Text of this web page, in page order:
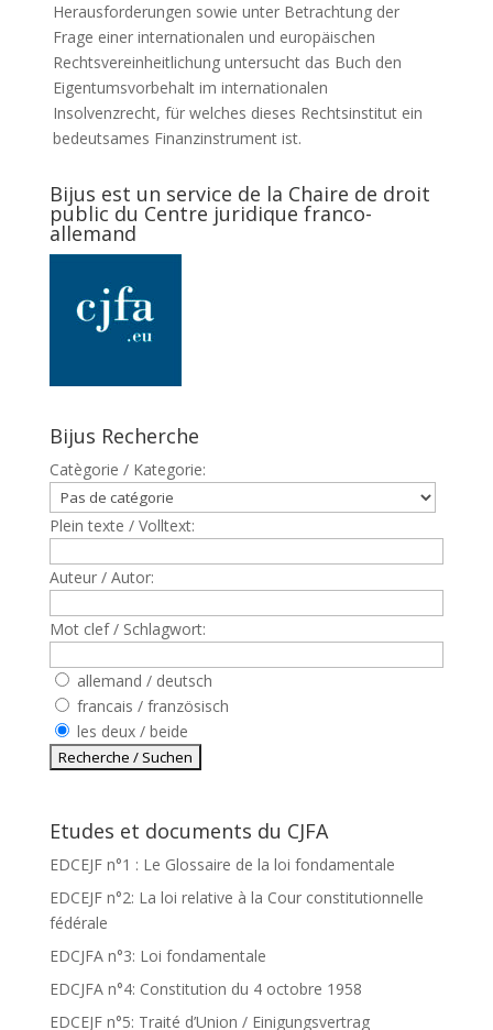
Herausforderungen sowie unter Betrachtung der
Frage einer internationalen und europäischen
Rechtsvereinheitlichung untersucht das Buch den
Eigentumsvorbehalt im internationalen
Insolvenzrecht, für welches dieses Rechtsinstitut ein
bedeutsames Finanzinstrument ist.
Bijus est un service de la Chaire de droit
public du Centre juridique franco-
allemand
Bijus Recherche
Catègorie / Kategorie:
Plein texte / Volltext:
Auteur / Autor:
Mot clef / Schlagwort:
allemand / deutsch
francais / französisch
les deux / beide
Etudes et documents du CJFA
EDCEJF n°1 : Le Glossaire de la loi fondamentale
EDCEJF n°2: La loi relative à la Cour constitutionnelle
fédérale
EDCJFA n°3: Loi fondamentale
EDCJFA n°4: Constitution du 4 octobre 1958
EDCEJF n°5: Traité d’Union / Einigungsvertrag